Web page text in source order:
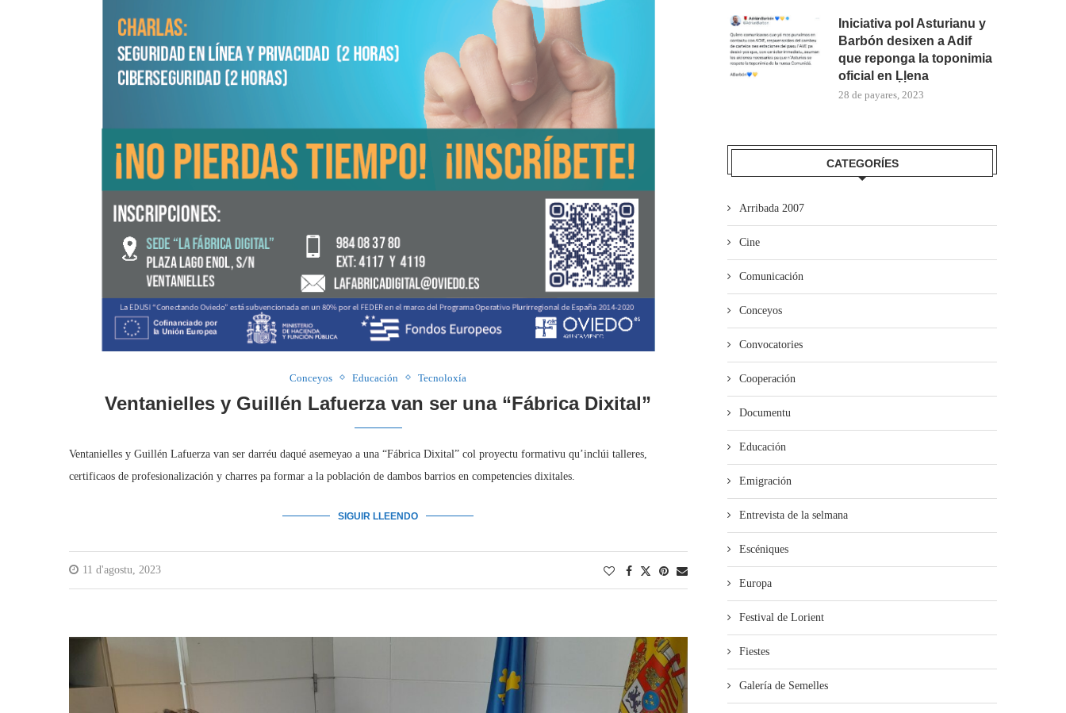
Conceyos Educación Tecnoloxía
Ventanielles y Guillén Lafuerza van ser una “Fábrica Dixital”
Ventanielles y Guillén Lafuerza van ser darréu daqué asemeyao a una “Fábrica Dixital” col proyectu formativu qu’inclúi talleres,
certificaos de profesionalización y charres pa formar a la población de dambos barrios en competencies dixitales.
SIGUIR LLEENDO
11 d'agostu, 2023
Iniciativa pol Asturianu y
Barbón desixen a Adif
que reponga la toponimia
oficial en Ḷḷena
28 de payares, 2023
CATEGORÍES
Arribada 2007
Cine
Comunicación
Conceyos
Convocatories
Cooperación
Documentu
Educación
Emigración
Entrevista de la selmana
Escéniques
Europa
Festival de Lorient
Fiestes
Galería de Semelles